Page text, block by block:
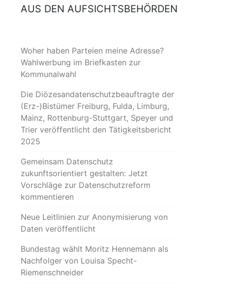
AUS DEN AUFSICHTSBEHÖRDEN
Woher haben Parteien meine Adresse?
Wahlwerbung im Briefkasten zur
Kommunalwahl
Die Diözesandatenschutzbeauftragte der
(Erz-)Bistümer Freiburg, Fulda, Limburg,
Mainz, Rottenburg-Stuttgart, Speyer und
Trier veröffentlicht den Tätigkeitsbericht
2025
Gemeinsam Datenschutz
zukunftsorientiert gestalten: Jetzt
Vorschläge zur Datenschutzreform
kommentieren
Neue Leitlinien zur Anonymisierung von
Daten veröffentlicht
Bundestag wählt Moritz Hennemann als
Nachfolger von Louisa Specht-
Riemenschneider